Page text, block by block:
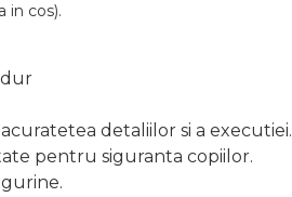
in cos).
dur
detaliilor si a executiei.
pentru siguranta copiilor.